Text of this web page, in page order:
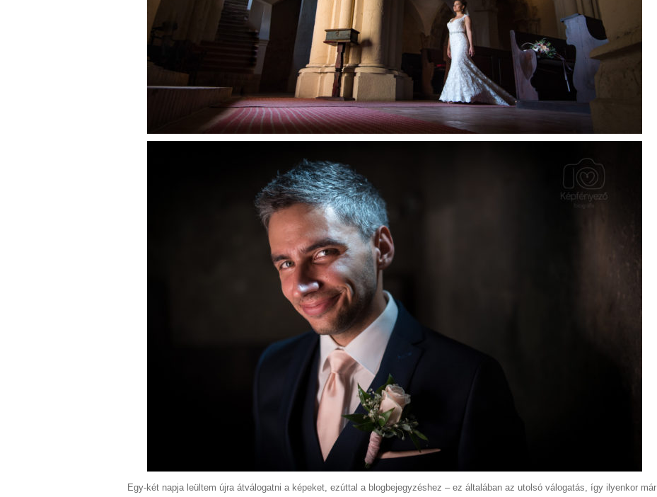
Egy-két napja leültem újra átválogatni a képeket, ezúttal a blogbejegyzéshez – ez általában az utolsó válogatás, így ilyenkor már